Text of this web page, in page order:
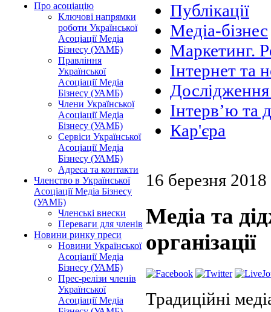
Про асоціацію
Ключові напрямки
роботи Української
Асоціації Медіа
Бізнесу (УАМБ)
Правління
Української
Асоціації Медіа
Бізнесу (УАМБ)
Члени Української
Асоціації Медіа
Бізнесу (УАМБ)
Сервіси Української
Асоціації Медіа
Бізнесу (УАМБ)
Адреса та контакти
Членство в Української
Асоціації Медіа Бізнесу
(УАМБ)
Членські внески
Переваги для членів
Новини ринку преси
Новини Української
Асоціації Медіа
Бізнесу (УАМБ)
Прес-релізи членів
Української
Асоціації Медіа
Публікації
Медіа-бізнес
Маркетинг.
Інтернет та
Дослідження
Інтерв’ю та
Кар'єра
16 березня 2018
Медіа та
організації
Традиційні